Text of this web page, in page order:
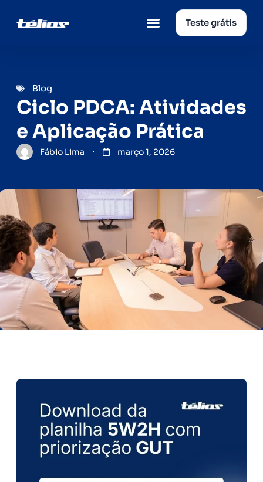
Teste grátis
Blog
Ciclo PDCA: Atividades
e Aplicação Prática
Fábio Lima março 1, 2026